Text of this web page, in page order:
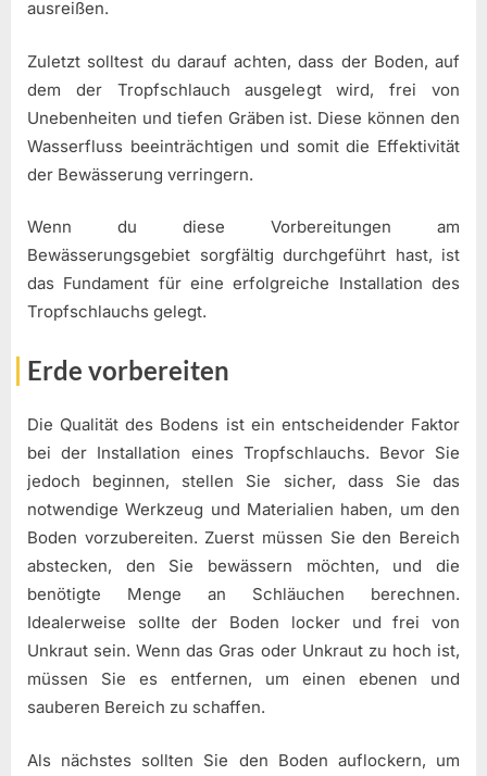
ausreißen.
Zuletzt solltest du darauf achten, dass der Boden, auf
dem der Tropfschlauch ausgelegt wird, frei von
Unebenheiten und tiefen Gräben ist. Diese können den
Wasserfluss beeinträchtigen und somit die Effektivität
der Bewässerung verringern.
Wenn du diese Vorbereitungen am
Bewässerungsgebiet sorgfältig durchgeführt hast, ist
das Fundament für eine erfolgreiche Installation des
Tropfschlauchs gelegt.
Erde vorbereiten
Die Qualität des Bodens ist ein entscheidender Faktor
bei der Installation eines Tropfschlauchs. Bevor Sie
jedoch beginnen, stellen Sie sicher, dass Sie das
notwendige Werkzeug und Materialien haben, um den
Boden vorzubereiten. Zuerst müssen Sie den Bereich
abstecken, den Sie bewässern möchten, und die
benötigte Menge an Schläuchen berechnen.
Idealerweise sollte der Boden locker und frei von
Unkraut sein. Wenn das Gras oder Unkraut zu hoch ist,
müssen Sie es entfernen, um einen ebenen und
sauberen Bereich zu schaffen.
Als nächstes sollten Sie den Boden auflockern, um